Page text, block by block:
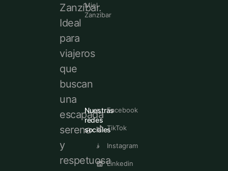
Zanzíbar.
Ideal
para
viajeros
que
buscan
una
escapada
serena
y
respetuosa
Miel
Zanzibar
Nuestras
redes
sociales
Facebook
TikTok
Instagram
Linkedin